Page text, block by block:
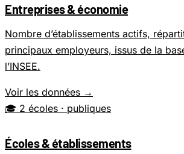
Entreprises & économie
Nombre d’établissements actifs,
principaux employeurs, issus de la
l’INSEE.
Voir les données →
🎓 2 écoles · publiques
Écoles & établissements